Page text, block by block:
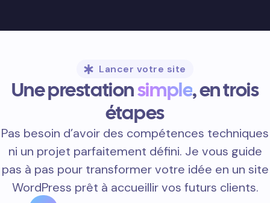
Lancer votre site
Une prestationsimple, en trois
étapes
Pas besoin d’avoir des compétences techniques
ni un projet parfaitement défini. Je vous guide
pas à pas pour transformer votre idée en un site
WordPress prêt à accueillir vos futurs clients.